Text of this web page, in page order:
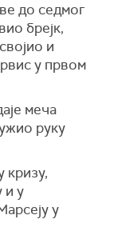
до седмог
брејк,
и
у првом
меча
руку
кризу,
и у
у